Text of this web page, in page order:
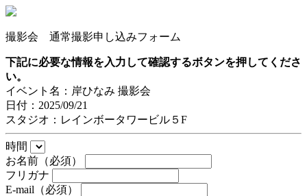
撮影会 通常撮影申し込みフォーム
下記に必要な情報を入力して確認するボタンを押してくださ
い。
イベント名：岸ひなみ 撮影会
日付：2025/09/21
スタジオ：レインボータワービル５F
時間
お名前（必須）
フリガナ
E-mail（必須）